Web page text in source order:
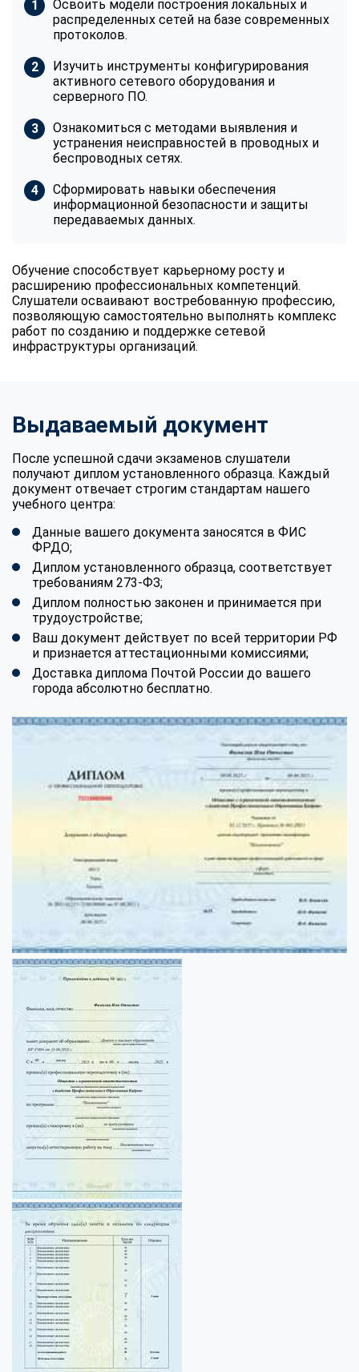
Освоить модели построения локальных и
распределенных сетей на базе современных
протоколов.
Изучить инструменты конфигурирования
активного сетевого оборудования и
серверного ПО.
Ознакомиться с методами выявления и
устранения неисправностей в проводных и
беспроводных сетях.
Сформировать навыки обеспечения
информационной безопасности и защиты
передаваемых данных.
Обучение способствует карьерному росту и
расширению профессиональных компетенций.
Слушатели осваивают востребованную профессию,
позволяющую самостоятельно выполнять комплекс
работ по созданию и поддержке сетевой
инфраструктуры организаций.
Выдаваемый документ
После успешной сдачи экзаменов слушатели
получают диплом установленного образца. Каждый
документ отвечает строгим стандартам нашего
учебного центра:
Данные вашего документа заносятся в ФИС
ФРДО;
Диплом установленного образца, соответствует
требованиям 273-ФЗ;
Диплом полностью законен и принимается при
трудоустройстве;
Ваш документ действует по всей территории РФ
и признается аттестационными комиссиями;
Доставка диплома Почтой России до вашего
города абсолютно бесплатно.